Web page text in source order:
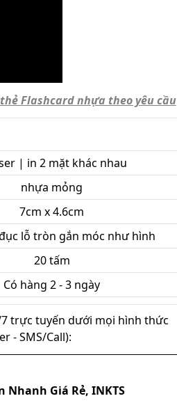
Flashcard nhựa theo yêu cầu
| in 2 mặt khác nhau
nhựa mỏng
7cm x 4.6cm
lỗ tròn gắn móc như hình
20 tấm
Có hàng 2 - 3 ngày
trực tuyến dưới mọi hình thức
- SMS/Call):
Nhanh Giá Rẻ, INKTS